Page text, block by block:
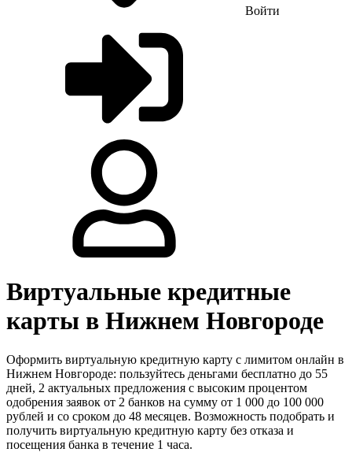
Войти
Виртуальные кредитные
карты в Нижнем Новгороде
Оформить виртуальную кредитную карту с лимитом онлайн в
Нижнем Новгороде: пользуйтесь деньгами бесплатно до 55
дней, 2 актуальных предложения с высоким процентом
одобрения заявок от 2 банков на сумму от 1 000 до 100 000
рублей и со сроком до 48 месяцев. Возможность подобрать и
получить виртуальную кредитную карту без отказа и
посещения банка в течение 1 часа.